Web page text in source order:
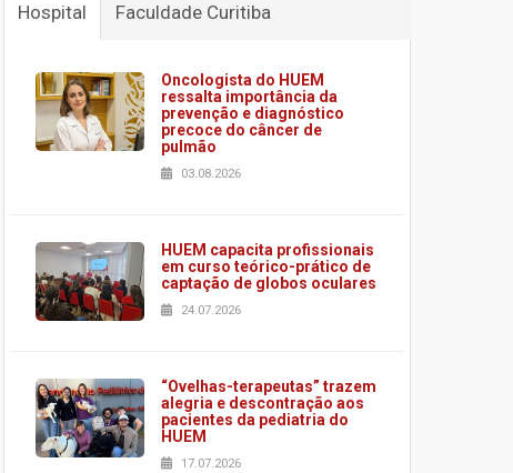
Hospital Faculdade Curitiba
Oncologista do HUEM
ressalta importância da
prevenção e diagnóstico
precoce do câncer de
pulmão
03.08.2026
HUEM capacita profissionais
em curso teórico-prático de
captação de globos oculares
24.07.2026
“Ovelhas-terapeutas” trazem
alegria e descontração aos
pacientes da pediatria do
HUEM
17.07.2026